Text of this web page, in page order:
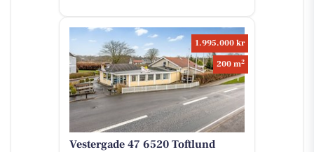
1.995.000 kr
200 m2
Vestergade 47 6520 Toftlund